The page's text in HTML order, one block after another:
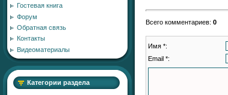
Гостевая книга
Форум
Обратная связь
Контакты
Видеоматериалы
Категории раздела
Всего комментариев: 0
Имя *:
Email *: